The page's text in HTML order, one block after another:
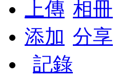
上傳 相冊
添加 分享
記錄